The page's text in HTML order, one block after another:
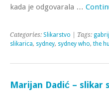
kada je odgovarala …
Categories: Slikarstvo | Tags:
slikarica, sydney, sydney who, the
Marijan Dadić – slikar